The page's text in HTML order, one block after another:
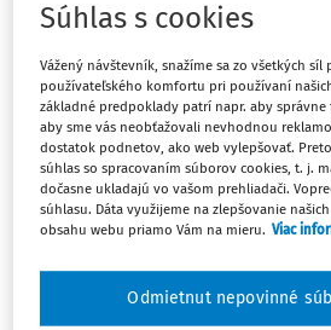
Ups, zatiaľ ste si
začiatok...
Celý odborný obsah z
dostupný
obsahu a získajte
zdarma, stačí sa len
Súhlas s cookies
Vážený návštevník, snažíme sa zo všetkých
používateľského komfortu pri používaní
základné predpoklady patrí napr. aby
aby sme vás neobťažovali nevhodnou
dostatok podnetov, ako web vylepšovať.
súhlas so spracovaním súborov cookies, t. j.
dočasne ukladajú vo vašom prehliadači.
súhlasu. Dáta využijeme na zlepšovanie
obsahu webu priamo Vám na mieru. Viac
Odmietnut nepovinné